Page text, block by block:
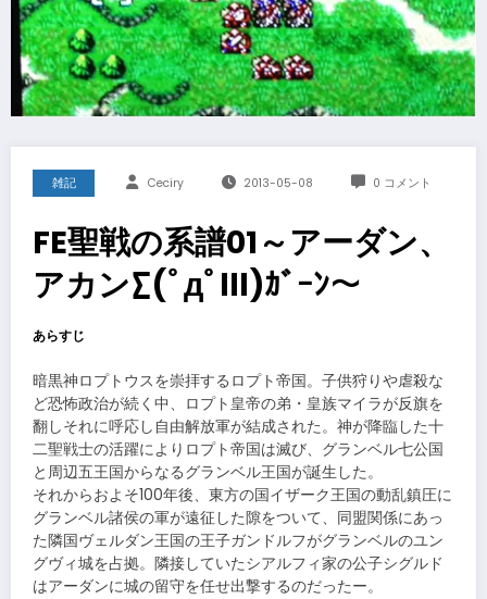
雑記 Ceciry 2013-05-08 0 コメント
FE聖戦の系譜01～アーダン、
アカン∑(ﾟдﾟlll)ｶﾞｰﾝ～
あらすじ
暗黒神ロプトウスを崇拝するロプト帝国。子供狩りや虐殺な
ど恐怖政治が続く中、ロプト皇帝の弟・皇族マイラが反旗を
翻しそれに呼応し自由解放軍が結成された。神が降臨した十
二聖戦士の活躍によりロプト帝国は滅び、グランベル七公国
と周辺五王国からなるグランベル王国が誕生した。
それからおよそ100年後、東方の国イザーク王国の動乱鎮圧に
グランベル諸侯の軍が遠征した隙をついて、同盟関係にあっ
た隣国ヴェルダン王国の王子ガンドルフがグランベルのユン
グヴィ城を占拠。隣接していたシアルフィ家の公子シグルド
はアーダンに城の留守を任せ出撃するのだったー。